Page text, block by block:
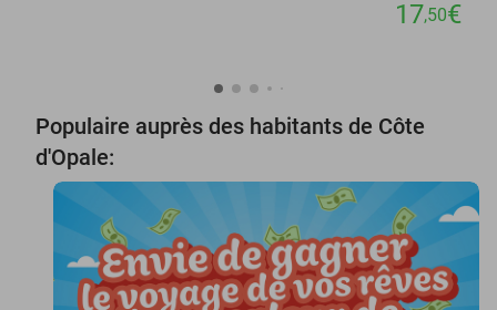
17,50€
Populaire auprès des habitants de Côte
d'Opale: